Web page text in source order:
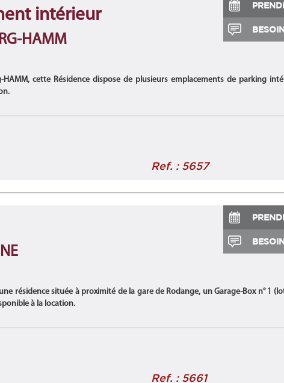
intérieur
HAMM
HAMM, cette Résidence dispose de plusieurs emplacements de parking
Ref. : 5657
résidence située à proximité de la gare de Rodange, un Garage-Box n° 1
à la location.
Ref. : 5661